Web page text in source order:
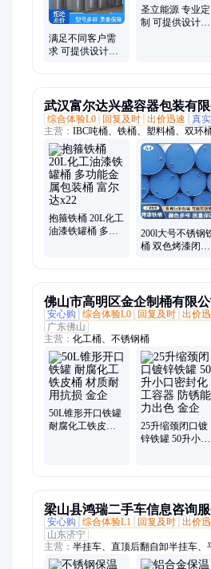
满足不同客户需
求 可提供设计方
圣立能源 专业定
制 可提供设计方
武汉富尔达兴盛容器包装有限
综合体验L0
回复及时 出价迅速 真
主营： IBC吨桶、铁桶、塑料桶、双环
桶、铁皮桶、二手吨桶、二手铁桶、二
铁桶、开口铁桶、化工铁桶、化工吨桶
集装吨桶、带盖铁桶、翻新吨桶、防
抱箍铁桶 20L化工
油漆铁罐桶 多功
200l大号不锈钢
桶 双色烤漆闭口
佛山市高明区金企制桶有限公
安心购
综合体验L0 回复及时 出价
广东佛山
主营： 化工桶、不锈钢桶
50L锥形开口铁罐
耐腐化工铁皮桶
25升缩颈闭口镀
锌铁罐 50升小口
梁山县鸿瑞二手车信息咨询
安心购
综合体验L1 回复及时 出价
山东济宁
主营： 半挂车、直顶后翻自卸半挂车、
式后翻自卸半挂车、标箱侧翻自卸半挂